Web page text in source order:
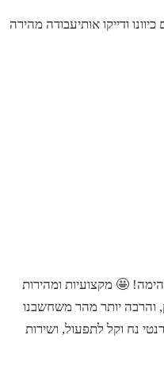
ודייקו אותיעבודה מהירה
🤩 מקצועיות ומהירות
והרבה יותר מהר משחשבנו
נח וקל לתפעול, ושירות